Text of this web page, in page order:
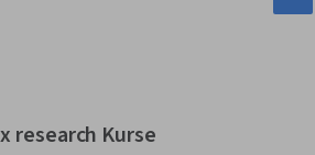
research Kurse